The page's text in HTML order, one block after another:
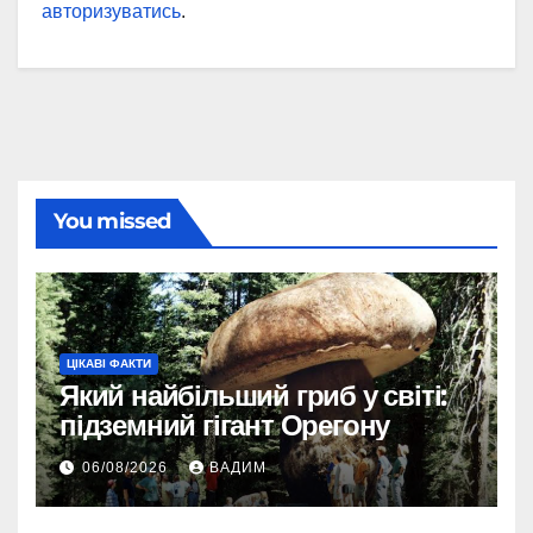
авторизуватись.
You missed
ЦІКАВІ ФАКТИ
Який найбільший гриб у світі:
підземний гігант Орегону
06/08/2026 ВАДИМ